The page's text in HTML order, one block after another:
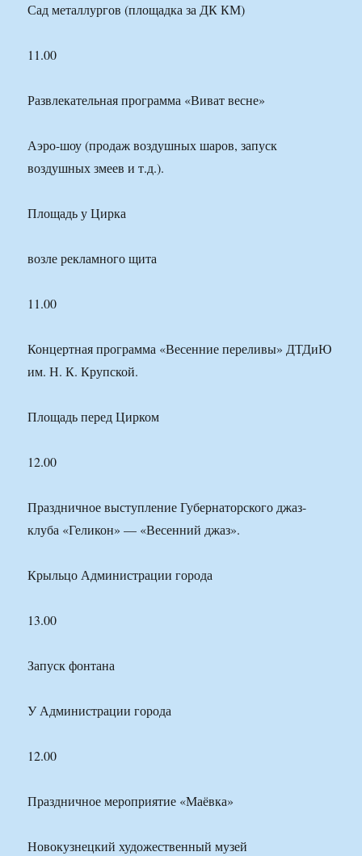
Сад металлургов (площадка за ДК КМ)
11.00
Развлекательная программа «Виват весне»
Аэро-шоу (продаж воздушных шаров, запуск
воздушных змеев и т.д.).
Площадь у Цирка
возле рекламного щита
11.00
Концертная программа «Весенние переливы» ДТДиЮ
им. Н. К. Крупской.
Площадь перед Цирком
12.00
Праздничное выступление Губернаторского джаз-
клуба «Геликон» — «Весенний джаз».
Крыльцо Администрации города
13.00
Запуск фонтана
У Администрации города
12.00
Праздничное мероприятие «Маёвка»
Новокузнецкий художественный музей